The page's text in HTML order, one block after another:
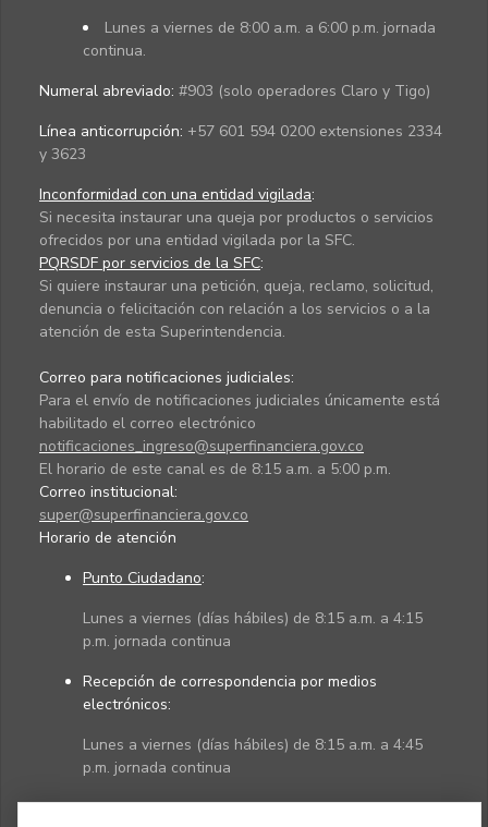
Lunes a viernes de 8:00 a.m. a 6:00 p.m. jornada
continua.
Numeral abreviado: #903 (solo operadores Claro y Tigo)
Línea anticorrupción: +57 601 594 0200 extensiones 2334
y 3623
Inconformidad con una entidad vigilada:
Si necesita instaurar una queja por productos o servicios
ofrecidos por una entidad vigilada por la SFC.
PQRSDF por servicios de la SFC:
Si quiere instaurar una petición, queja, reclamo, solicitud,
denuncia o felicitación con relación a los servicios o a la
atención de esta Superintendencia.
Correo para notificaciones judiciales:
Para el envío de notificaciones judiciales únicamente está
habilitado el correo electrónico
notificaciones_ingreso@superfinanciera.gov.co
El horario de este canal es de 8:15 a.m. a 5:00 p.m.
Correo institucional:
super@superfinanciera.gov.co
Horario de atención
Punto Ciudadano:
Lunes a viernes (días hábiles) de 8:15 a.m. a 4:15
p.m. jornada continua
Recepción de correspondencia por medios
electrónicos:
Lunes a viernes (días hábiles) de 8:15 a.m. a 4:45
p.m. jornada continua